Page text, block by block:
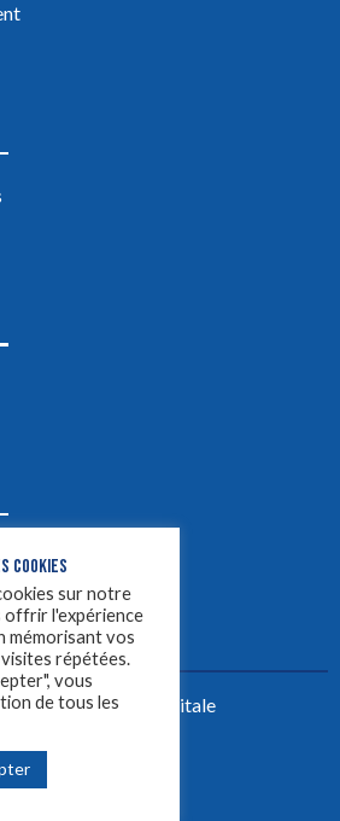
– Agence Digitale
COOKIES
sur notre
offrir l'expérience
mémorisant vos
répétées.
vous
de tous les